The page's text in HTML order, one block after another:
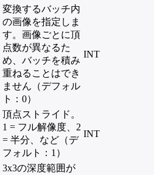
変換するバッチ内
の画像を指定しま
す。画像ごとに頂
点数が異なるた
め、バッチを積み
重ねることはでき
ません（デフォル
ト：0）
INT
頂点ストライド。
1 = フル解像度、2
= 半分、など（デ
フォルト：1）
INT
3x3の深度範囲が